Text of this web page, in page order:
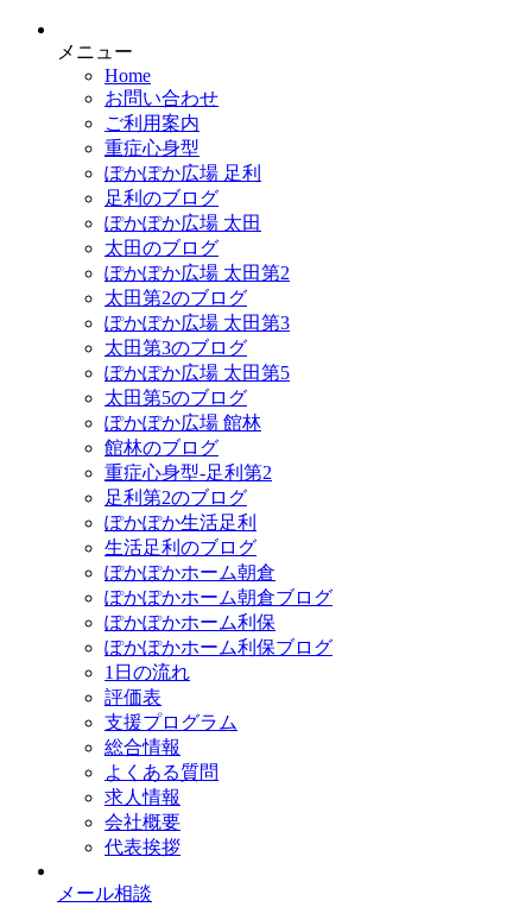
メニュー
Home
お問い合わせ
ご利用案内
重症心身型
ぽかぽか広場 足利
足利のブログ
ぽかぽか広場 太田
太田のブログ
ぽかぽか広場 太田第2
太田第2のブログ
ぽかぽか広場 太田第3
太田第3のブログ
ぽかぽか広場 太田第5
太田第5のブログ
ぽかぽか広場 館林
館林のブログ
重症心身型-足利第2
足利第2のブログ
ぽかぽか生活足利
生活足利のブログ
ぽかぽかホーム朝倉
ぽかぽかホーム朝倉ブログ
ぽかぽかホーム利保
ぽかぽかホーム利保ブログ
1日の流れ
評価表
支援プログラム
総合情報
よくある質問
求人情報
会社概要
代表挨拶
メール相談